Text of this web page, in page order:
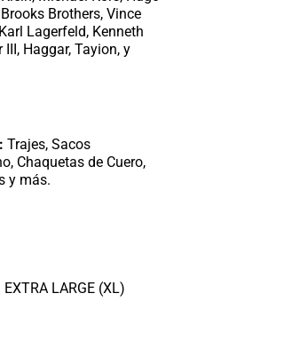
Brothers, Vince
Lagerfeld, Kenneth
Haggar, Tayion, y
Trajes, Sacos
Chaquetas de Cuero,
y más.
EXTRA LARGE (XL)